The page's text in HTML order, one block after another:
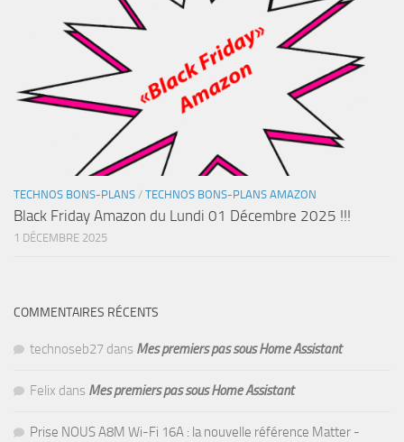
TECHNOS BONS-PLANS / TECHNOS BONS-PLANS AMAZON
Black Friday Amazon du Lundi 01 Décembre 2025 !!!
1 DÉCEMBRE 2025
COMMENTAIRES RÉCENTS
technoseb27 dans Mes premiers pas sous Home Assistant
Felix dans Mes premiers pas sous Home Assistant
Prise NOUS A8M Wi-Fi 16A : la nouvelle référence Matter -